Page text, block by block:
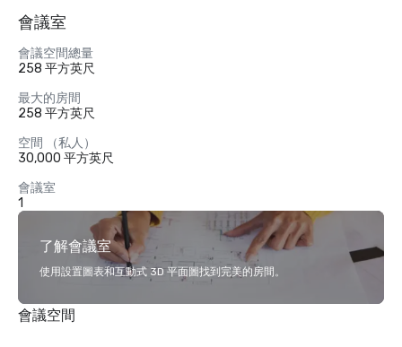
會議室
會議空間總量
258 平方英尺
最大的房間
258 平方英尺
空間 （私人）
30,000 平方英尺
會議室
1
了解會議室
使用設置圖表和互動式 3D 平面圖找到完美的房間。
會議空間